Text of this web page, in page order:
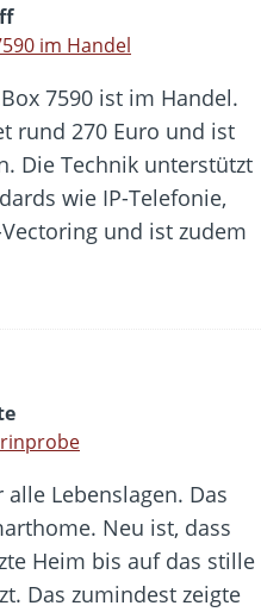
im Handel
7590 ist im Handel.
rund 270 Euro und ist
Die Technik unterstützt
wie IP-Telefonie,
und ist zudem
Lebenslagen. Das
Neu ist, dass
Heim bis auf das stille
Das zumindest zeigte